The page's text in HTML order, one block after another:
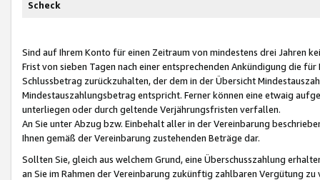
Scheck
Sind auf Ihrem Konto für einen Zeitraum von mindestens drei Jahren
Frist von sieben Tagen nach einer entsprechenden Ankündigung die
Schlussbetrag zurückzuhalten, der dem in der Übersicht
Mindestauszahlungsbetrag entspricht. Ferner können eine etwaig
unterliegen oder durch geltende Verjährungsfristen verfallen.
An Sie unter Abzug bzw. Einbehalt aller in der Vereinbarung
Ihnen gemäß der Vereinbarung zustehenden Beträge dar.
Sollten Sie, gleich aus welchem Grund, eine Überschusszahlung
an Sie im Rahmen der Vereinbarung zukünftig zahlbaren Vergütung zu